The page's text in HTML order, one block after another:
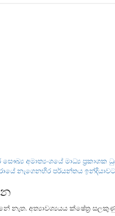
අමාත්‍යංශයේ මාධ්‍ය ප්‍රකාශක
නැගෙනහිර පර්යන්තය
නැත. අත්‍යාවශ්‍යයය ක්ෂේත්‍ර